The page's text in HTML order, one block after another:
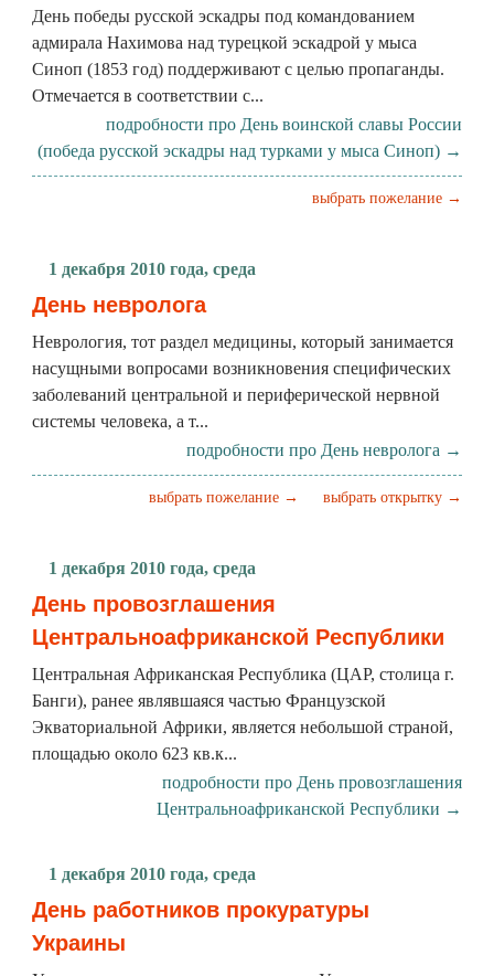
День победы русской эскадры под командованием
адмирала Нахимова над турецкой эскадрой у мыса
Синоп (1853 год) поддерживают с целью пропаганды.
Отмечается в соответствии с...
подробности про День воинской славы России
(победа русской эскадры над турками у мыса Синоп) →
выбрать пожелание →
1 декабря 2010 года, среда
День невролога
Неврология, тот раздел медицины, который занимается
насущными вопросами возникновения специфических
заболеваний центральной и периферической нервной
системы человека, а т...
подробности про День невролога →
выбрать открытку →
выбрать пожелание →
1 декабря 2010 года, среда
День провозглашения
Центральноафриканской Республики
Центральная Африканская Республика (ЦАР, столица г.
Банги), ранее являвшаяся частью Французской
Экваториальной Африки, является небольшой страной,
площадью около 623 кв.к...
подробности про День провозглашения
Центральноафриканской Республики →
1 декабря 2010 года, среда
День работников прокуратуры
Украины